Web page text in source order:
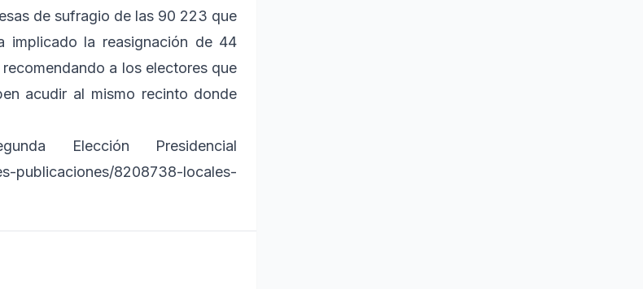
de sufragio de las 90 223 que
implicado la reasignación de 44
a los electores que
acudir al mismo recinto donde
Elección Presidencial
8208738-locales-